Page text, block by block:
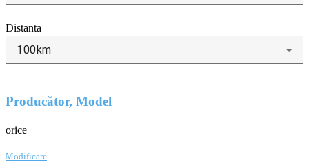
Distanta
100km
Producător, Model
orice
Modificare